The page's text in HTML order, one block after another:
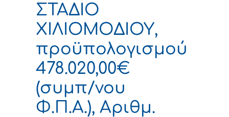
ΣΤΑΔΙΟ
ΧΙΛΙΟΜΟΔΙΟΥ,
προϋπολογισμού
478.020,00€
(συμπ/νου
Φ.Π.Α.), Αριθμ.